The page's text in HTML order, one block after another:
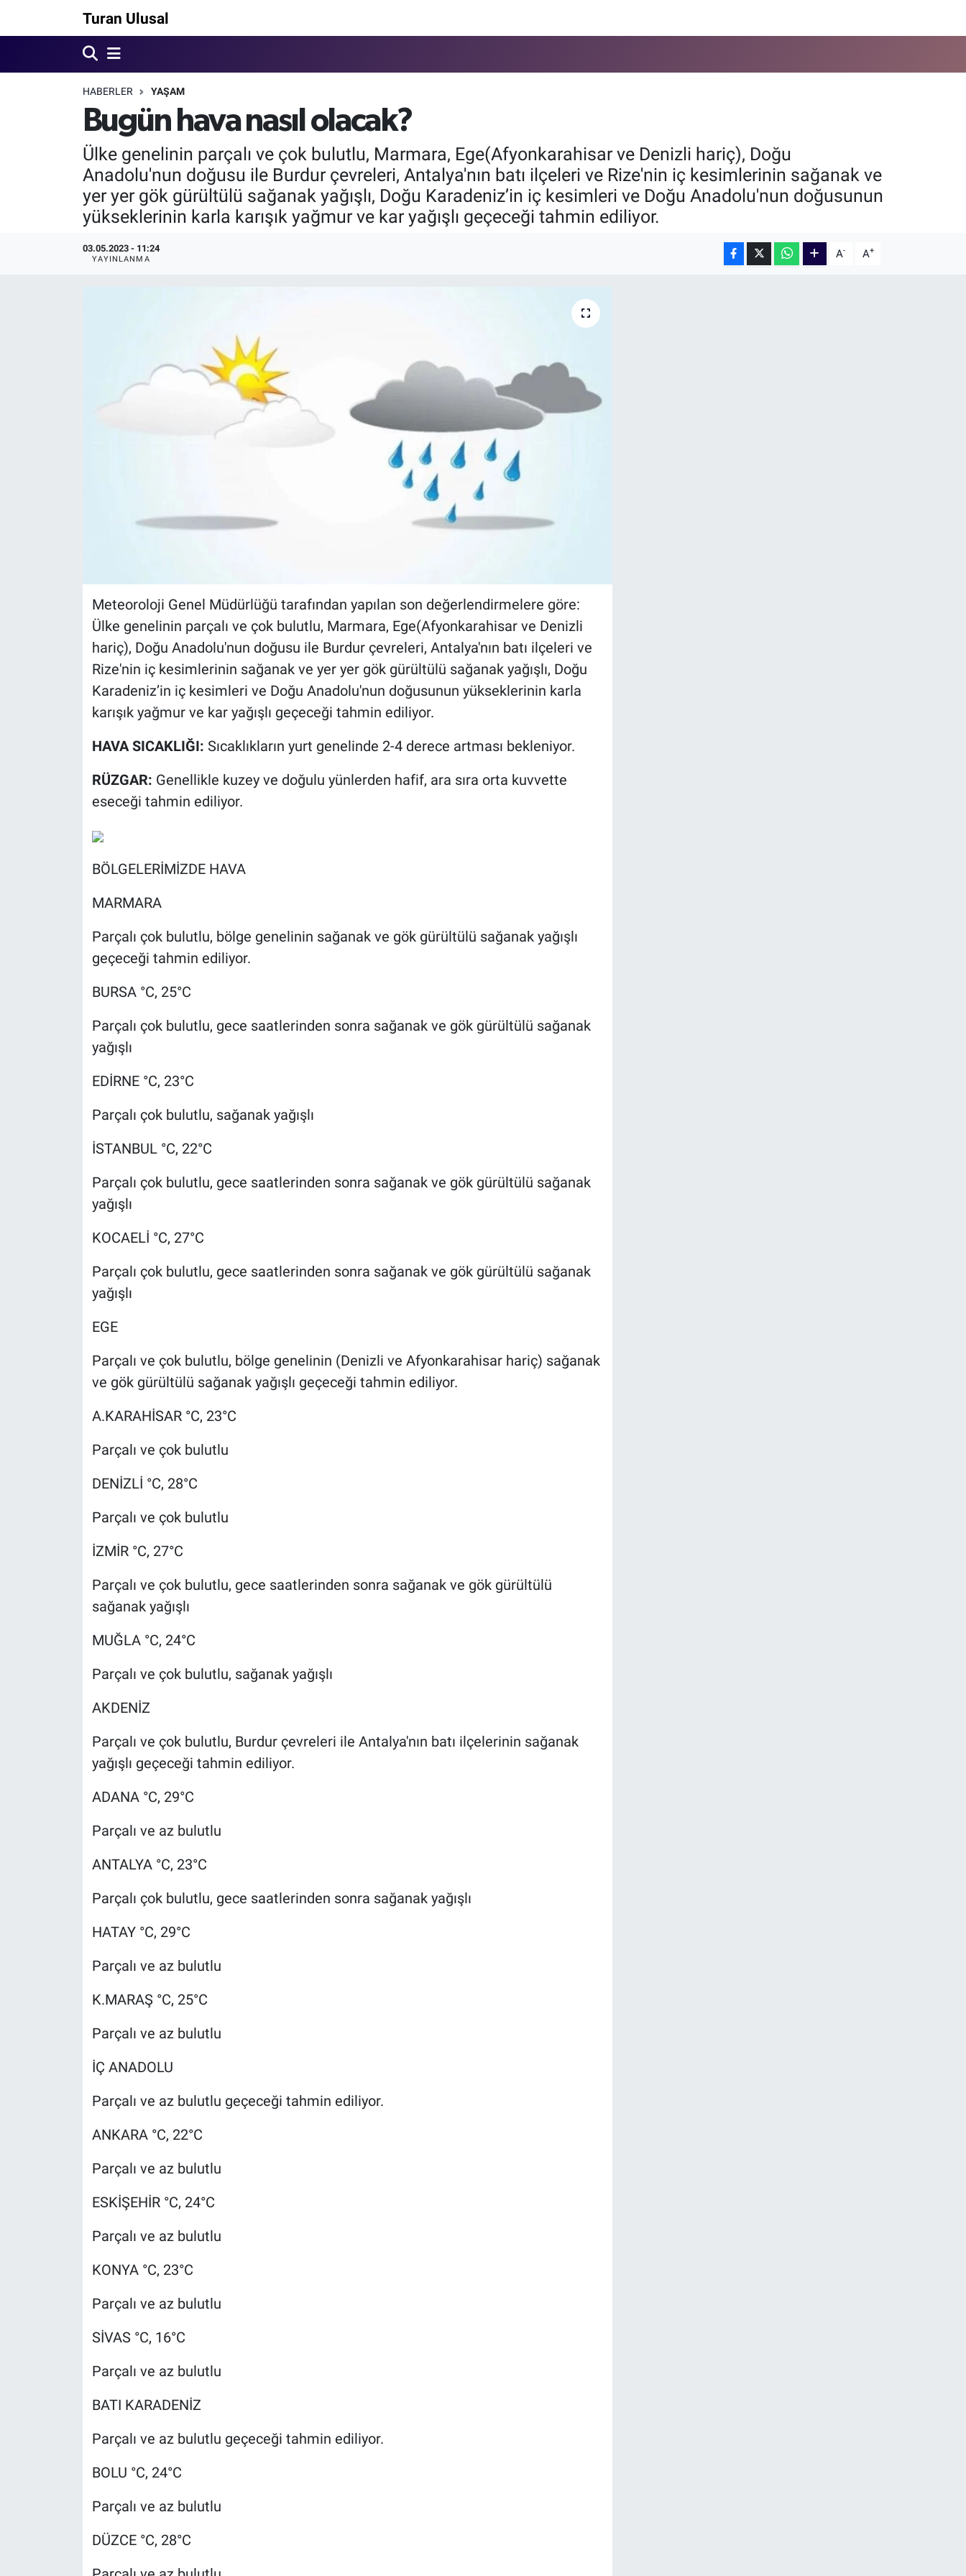
Turan Ulusal
HABERLER YAŞAM
Bugün hava nasıl olacak?
Ülke genelinin parçalı ve çok bulutlu, Marmara, Ege(Afyonkarahisar ve Denizli hariç), Doğu
Anadolu'nun doğusu ile Burdur çevreleri, Antalya'nın batı ilçeleri ve Rize'nin iç kesimlerinin sağanak ve
yer yer gök gürültülü sağanak yağışlı, Doğu Karadeniz’in iç kesimleri ve Doğu Anadolu'nun doğusunun
yükseklerinin karla karışık yağmur ve kar yağışlı geçeceği tahmin ediliyor.
03.05.2023 - 11:24
YAYINLANMA A- A+
Meteoroloji Genel Müdürlüğü tarafından yapılan son değerlendirmelere göre:
Ülke genelinin parçalı ve çok bulutlu, Marmara, Ege(Afyonkarahisar ve Denizli
hariç), Doğu Anadolu'nun doğusu ile Burdur çevreleri, Antalya'nın batı ilçeleri ve
Rize'nin iç kesimlerinin sağanak ve yer yer gök gürültülü sağanak yağışlı, Doğu
Karadeniz’in iç kesimleri ve Doğu Anadolu'nun doğusunun yükseklerinin karla
karışık yağmur ve kar yağışlı geçeceği tahmin ediliyor.
HAVA SICAKLIĞI: Sıcaklıkların yurt genelinde 2-4 derece artması bekleniyor.
RÜZGAR: Genellikle kuzey ve doğulu yünlerden hafif, ara sıra orta kuvvette
eseceği tahmin ediliyor.
BÖLGELERİMİZDE HAVA
MARMARA
Parçalı çok bulutlu, bölge genelinin sağanak ve gök gürültülü sağanak yağışlı
geçeceği tahmin ediliyor.
BURSA °C, 25°C
Parçalı çok bulutlu, gece saatlerinden sonra sağanak ve gök gürültülü sağanak
yağışlı
EDİRNE °C, 23°C
Parçalı çok bulutlu, sağanak yağışlı
İSTANBUL °C, 22°C
Parçalı çok bulutlu, gece saatlerinden sonra sağanak ve gök gürültülü sağanak
yağışlı
KOCAELİ °C, 27°C
Parçalı çok bulutlu, gece saatlerinden sonra sağanak ve gök gürültülü sağanak
yağışlı
EGE
Parçalı ve çok bulutlu, bölge genelinin (Denizli ve Afyonkarahisar hariç) sağanak
ve gök gürültülü sağanak yağışlı geçeceği tahmin ediliyor.
A.KARAHİSAR °C, 23°C
Parçalı ve çok bulutlu
DENİZLİ °C, 28°C
Parçalı ve çok bulutlu
İZMİR °C, 27°C
Parçalı ve çok bulutlu, gece saatlerinden sonra sağanak ve gök gürültülü
sağanak yağışlı
MUĞLA °C, 24°C
Parçalı ve çok bulutlu, sağanak yağışlı
AKDENİZ
Parçalı ve çok bulutlu, Burdur çevreleri ile Antalya'nın batı ilçelerinin sağanak
yağışlı geçeceği tahmin ediliyor.
ADANA °C, 29°C
Parçalı ve az bulutlu
ANTALYA °C, 23°C
Parçalı çok bulutlu, gece saatlerinden sonra sağanak yağışlı
HATAY °C, 29°C
Parçalı ve az bulutlu
K.MARAŞ °C, 25°C
Parçalı ve az bulutlu
İÇ ANADOLU
Parçalı ve az bulutlu geçeceği tahmin ediliyor.
ANKARA °C, 22°C
Parçalı ve az bulutlu
ESKİŞEHİR °C, 24°C
Parçalı ve az bulutlu
KONYA °C, 23°C
Parçalı ve az bulutlu
SİVAS °C, 16°C
Parçalı ve az bulutlu
BATI KARADENİZ
Parçalı ve az bulutlu geçeceği tahmin ediliyor.
BOLU °C, 24°C
Parçalı ve az bulutlu
DÜZCE °C, 28°C